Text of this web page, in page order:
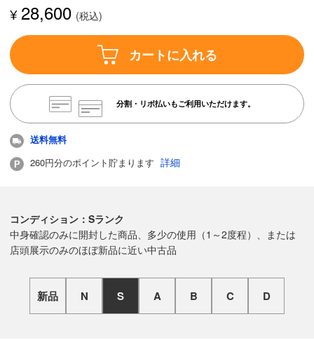
¥28,600
カートに入れる
分割・リボ払いもご利用いただけます。
送料無料
260円分のポイント貯まります 詳細
コンディション：Sランク
中身確認のみに開封した商品、多少の使用（1～2度程）、または
店頭展示のみのほぼ新品に近い中古品
新品 N S A B C D